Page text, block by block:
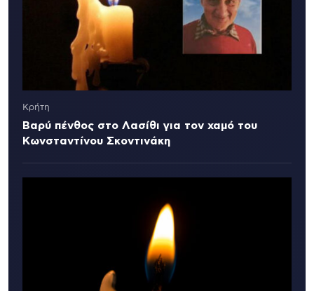
Κρήτη
Βαρύ πένθος στο Λασίθι για τον χαμό του
Κωνσταντίνου Σκοντινάκη